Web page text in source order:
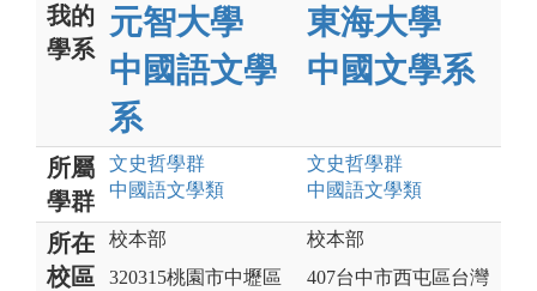
我的
學系
元智大學
中國語文學
系
東海大學
中國文學系
所屬
學群
文史哲學群
中國語文學類
文史哲學群
中國語文學類
所在
校區
校本部
320315桃園市中壢區
校本部
407台中市西屯區台灣